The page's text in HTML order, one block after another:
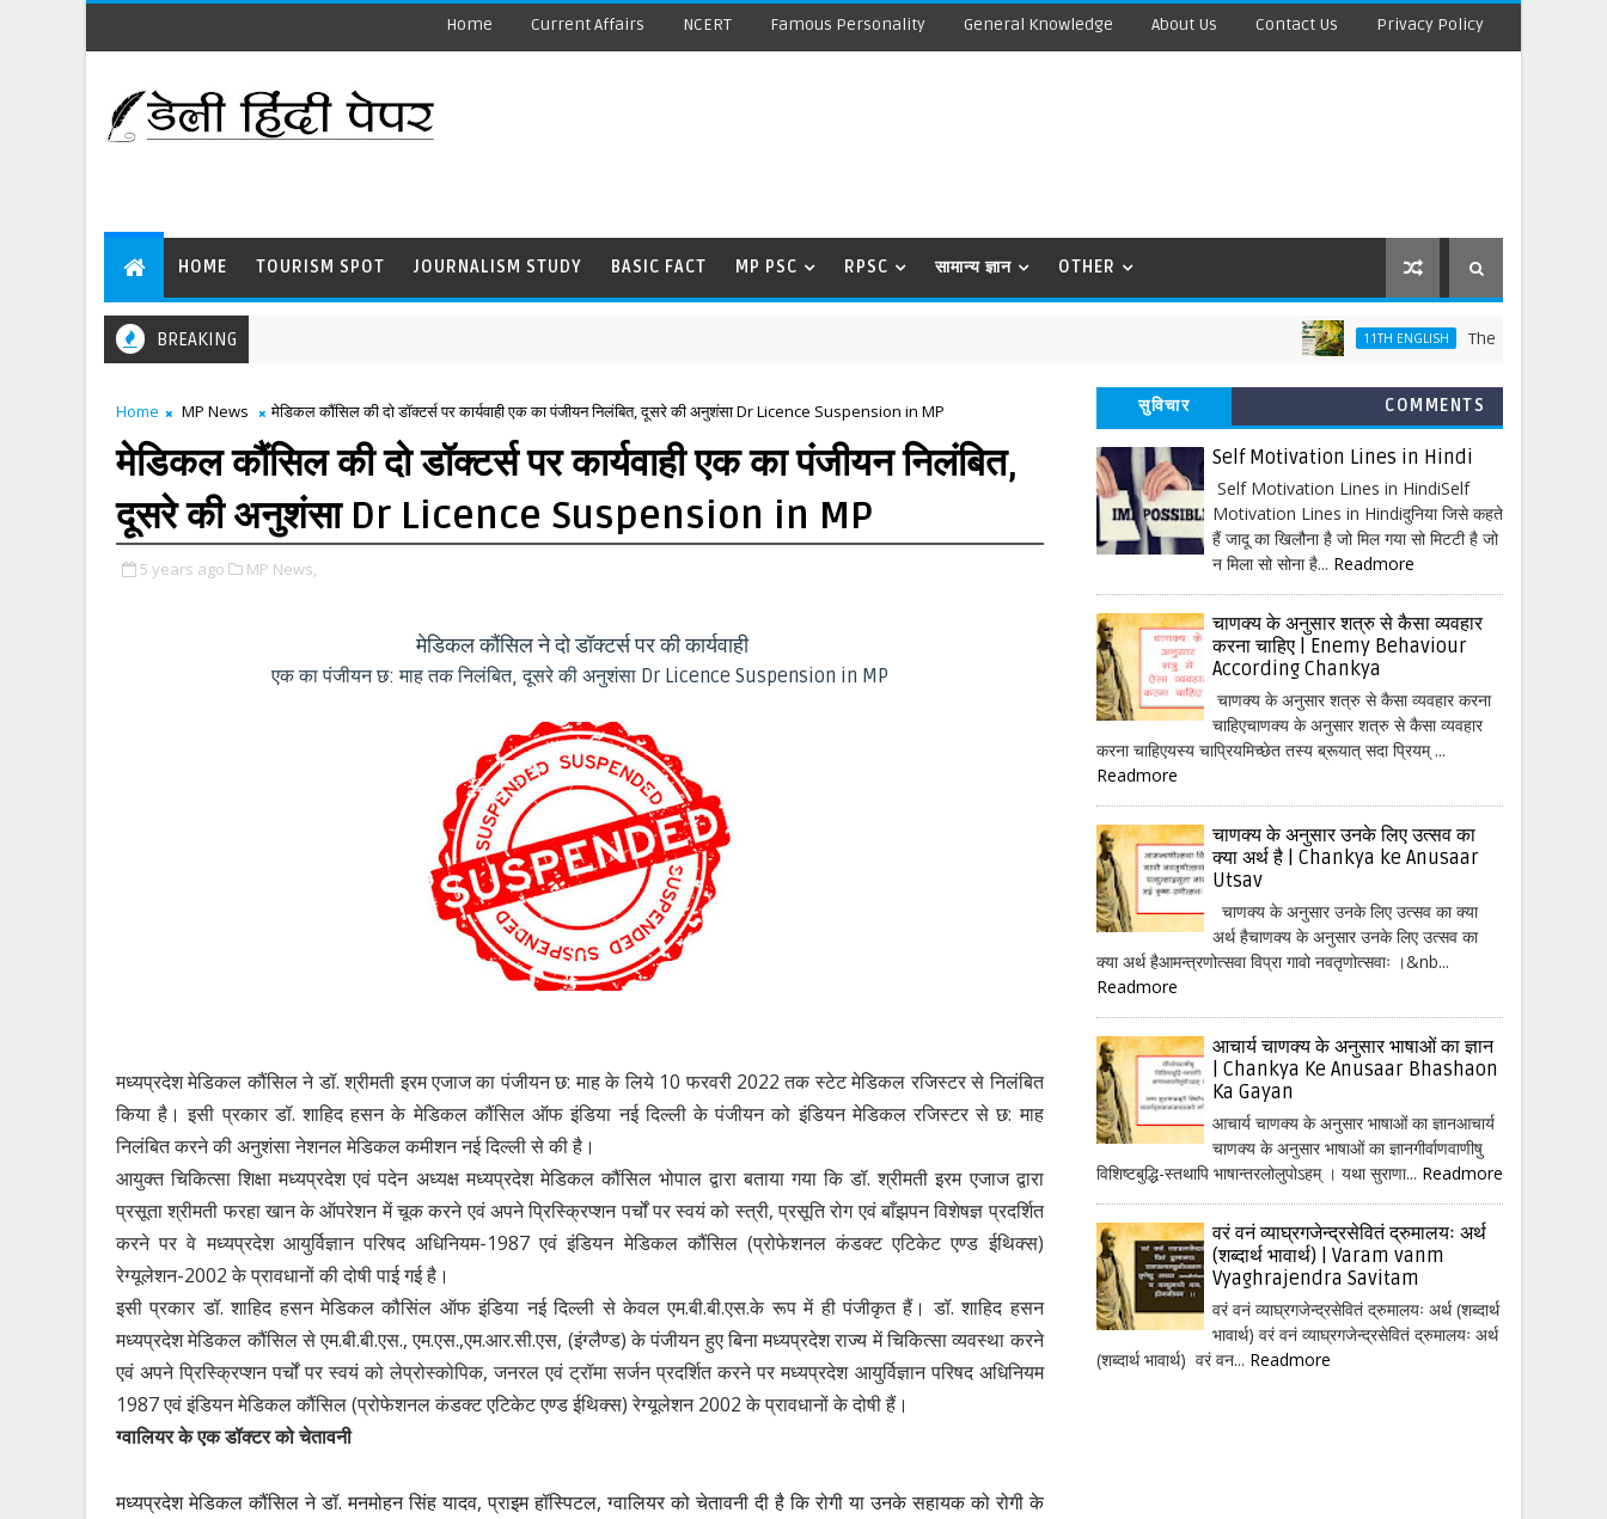
Home Current Affairs NCERT Famous Personality General Knowledge About Us Contact Us Privacy Policy
HOME TOURISM SPOT JOURNALISM STUDY BASIC FACT MP PSC RPSC सामान्य ज्ञान OTHER
BREAKING 11TH ENGLISH The Laburnum Top
Home MP News मेडिकल कौंसिल की दो डॉक्टर्स पर कार्यवाही एक का पंजीयन निलंबित, दूसरे की अनुशंसा Dr Licence Suspension in MP
मेडिकल कौंसिल की दो डॉक्टर्स पर कार्यवाही एक का पंजीयन निलंबित,
दूसरे की अनुशंसा Dr Licence Suspension in MP
5 years ago MP News,
मेडिकल कौंसिल ने दो डॉक्टर्स पर की कार्यवाही
एक का पंजीयन छ: माह तक निलंबित, दूसरे की अनुशंसा Dr Licence Suspension in MP
मध्यप्रदेश मेडिकल कौंसिल ने डॉ. श्रीमती इरम एजाज का पंजीयन छ: माह के लिये 10 फरवरी 2022 तक स्टेट मेडिकल रजिस्टर से निलंबित
किया है। इसी प्रकार डॉ. शाहिद हसन के मेडिकल कौंसिल ऑफ इंडिया नई दिल्ली के पंजीयन को इंडियन मेडिकल रजिस्टर से छ: माह
निलंबित करने की अनुशंसा नेशनल मेडिकल कमीशन नई दिल्ली से की है।
आयुक्त चिकित्सा शिक्षा मध्यप्रदेश एवं पदेन अध्यक्ष मध्यप्रदेश मेडिकल कौंसिल भोपाल द्वारा बताया गया कि डॉ. श्रीमती इरम एजाज द्वारा
प्रसूता श्रीमती फरहा खान के ऑपरेशन में चूक करने एवं अपने प्रिस्क्रिप्शन पर्चों पर स्वयं को स्त्री, प्रसूति रोग एवं बाँझपन विशेषज्ञ प्रदर्शित
करने पर वे मध्यप्रदेश आयुर्विज्ञान परिषद अधिनियम-1987 एवं इंडियन मेडिकल कौंसिल (प्रोफेशनल कंडक्ट एटिकेट एण्ड ईथिक्स)
रेग्यूलेशन-2002 के प्रावधानों की दोषी पाई गई है।
इसी प्रकार डॉ. शाहिद हसन मेडिकल कौसिंल ऑफ इंडिया नई दिल्ली से केवल एम.बी.बी.एस.के रूप में ही पंजीकृत हैं। डॉ. शाहिद हसन
मध्यप्रदेश मेडिकल कौंसिल से एम.बी.बी.एस., एम.एस.,एम.आर.सी.एस, (इंग्लैण्ड) के पंजीयन हुए बिना मध्यप्रदेश राज्य में चिकित्सा व्यवस्था करने
एवं अपने प्रिस्क्रिप्शन पर्चों पर स्वयं को लेप्रोस्कोपिक, जनरल एवं ट्रॉमा सर्जन प्रदर्शित करने पर मध्यप्रदेश आयुर्विज्ञान परिषद अधिनियम
1987 एवं इंडियन मेडिकल कौंसिल (प्रोफेशनल कंडक्ट एटिकेट एण्ड ईथिक्स) रेग्यूलेशन 2002 के प्रावधानों के दोषी हैं।
ग्वालियर के एक डॉक्टर को चेतावनी
मध्यप्रदेश मेडिकल कौंसिल ने डॉ. मनमोहन सिंह यादव, प्राइम हॉस्पिटल, ग्वालियर को चेतावनी दी है कि रोगी या उनके सहायक को रोगी के
सुविचार COMMENTS
Self Motivation Lines in Hindi
Self Motivation Lines in HindiSelf
Motivation Lines in Hindiदुनिया जिसे कहते
हैं जादू का खिलौना है जो मिल गया सो मिटटी है जो
न मिला सो सोना है... Readmore
चाणक्य के अनुसार शत्रु से कैसा व्यवहार
करना चाहिए | Enemy Behaviour
According Chankya
चाणक्य के अनुसार शत्रु से कैसा व्यवहार करना
चाहिएचाणक्य के अनुसार शत्रु से कैसा व्यवहार
करना चाहिएयस्य चाप्रियमिच्छेत तस्य ब्रूयात् सदा प्रियम् ...
Readmore
चाणक्य के अनुसार उनके लिए उत्सव का
क्या अर्थ है | Chankya ke Anusaar
Utsav
चाणक्य के अनुसार उनके लिए उत्सव का क्या
अर्थ हैचाणक्य के अनुसार उनके लिए उत्सव का
क्या अर्थ हैआमन्त्रणोत्सवा विप्रा गावो नवतृणोत्सवाः ।&nb...
Readmore
आचार्य चाणक्य के अनुसार भाषाओं का ज्ञान
| Chankya Ke Anusaar Bhashaon
Ka Gayan
आचार्य चाणक्य के अनुसार भाषाओं का ज्ञानआचार्य
चाणक्य के अनुसार भाषाओं का ज्ञानगीर्वाणवाणीषु
विशिष्टबुद्धि-स्तथापि भाषान्तरलोलुपोऽहम् । यथा सुराणा... Readmore
वरं वनं व्याघ्रगजेन्द्रसेवितं द्रुमालयः अर्थ
(शब्दार्थ भावार्थ) | Varam vanm
Vyaghrajendra Savitam
वरं वनं व्याघ्रगजेन्द्रसेवितं द्रुमालयः अर्थ (शब्दार्थ
भावार्थ) वरं वनं व्याघ्रगजेन्द्रसेवितं द्रुमालयः अर्थ
(शब्दार्थ भावार्थ) वरं वन... Readmore